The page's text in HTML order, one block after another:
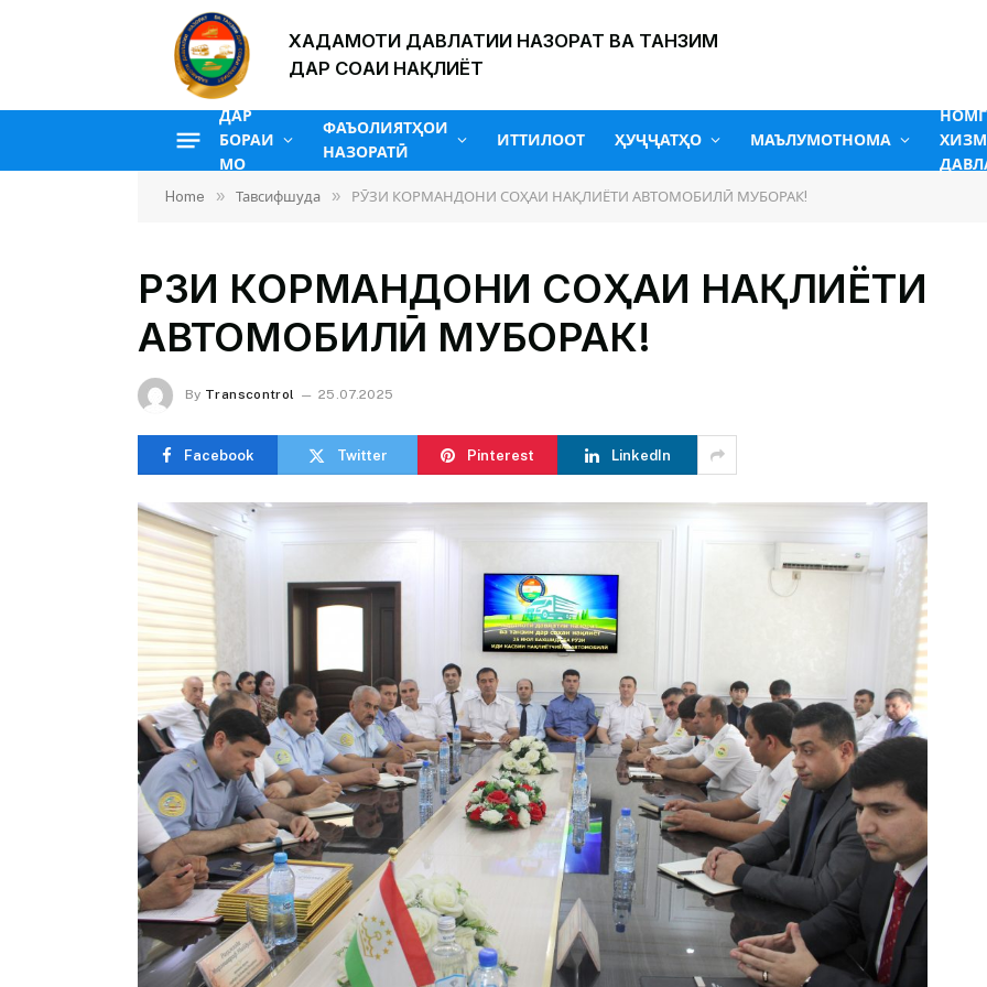
ХАДАМОТИ ДАВЛАТИИ НАЗОРАТ ВА ТАНЗИМ
ДАР СОҲАИ НАҚЛИЁТ
ДАР
БОРАИ
МО
ФАЪОЛИЯТҲОИ
НАЗОРАТӢ
ИТТИЛООТ ҲУҶҶАТҲО МАЪЛУМОТНОМА
Home » Тавсифшуда » РӮЗИ КОРМАНДОНИ СОҲАИ НАҚЛИЁТИ АВТОМОБИЛӢ МУБОРАК!
РӮЗИ КОРМАНДОНИ СОҲАИ НАҚЛИЁТИ
АВТОМОБИЛӢ МУБОРАК!
By Transcontrol 25.07.2025
Facebook Twitter Pinterest LinkedIn